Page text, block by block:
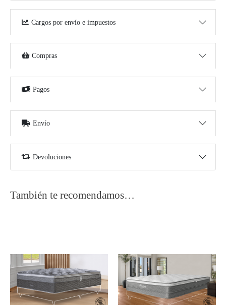
Cargos por envío e impuestos
Compras
Pagos
Envío
Devoluciones
También te recomendamos…